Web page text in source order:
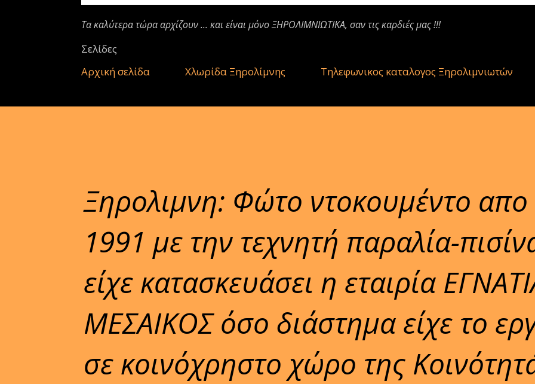
Τα καλύτερα τώρα αρχίζουν ... και είναι μόνο ΞΗΡΟΛΙΜΝΙΩΤΙΚΑ, σαν τις καρδιές μας !!!
Σελίδες
Αρχική σελίδα
Χλωρίδα Ξηρολίμνης Τηλεφωνικος καταλογος Ξηρολιμνιωτών
Ξηρολιμνη: Φώτο ντοκουμέντο απο
1991 με την τεχνητή παραλία-
είχε κατασκευάσει η εταιρία
ΜΕΣΑΙΚΟΣ όσο διάστημα είχε το
σε κοινόχρηστο χώρο της